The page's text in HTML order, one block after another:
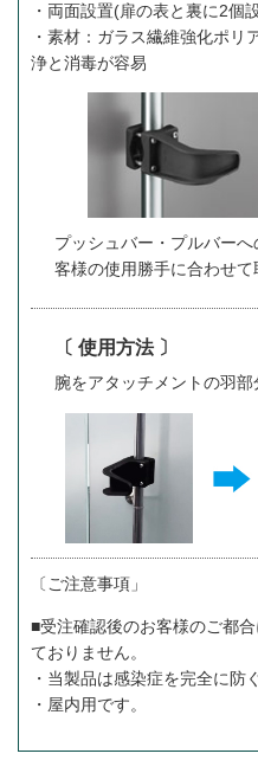
・両面設置(扉の表と裏に2個
・素材：ガラス繊維強化ポ
浄と消毒が容易
プッシュバー・プルバー
客様の使用勝手に合わせて
〔 使用方法 〕
腕をアタッチメントの羽部
〔ご注意事項」
■受注確認後のお客様のご都
ておりません。
・当製品は感染症を完全に防
・屋内用です。